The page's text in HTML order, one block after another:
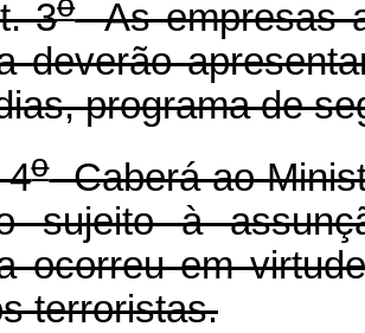
As empresas
deverão
programa de
oCaberá ao
sujeito à
ocorreu em
terroristas.